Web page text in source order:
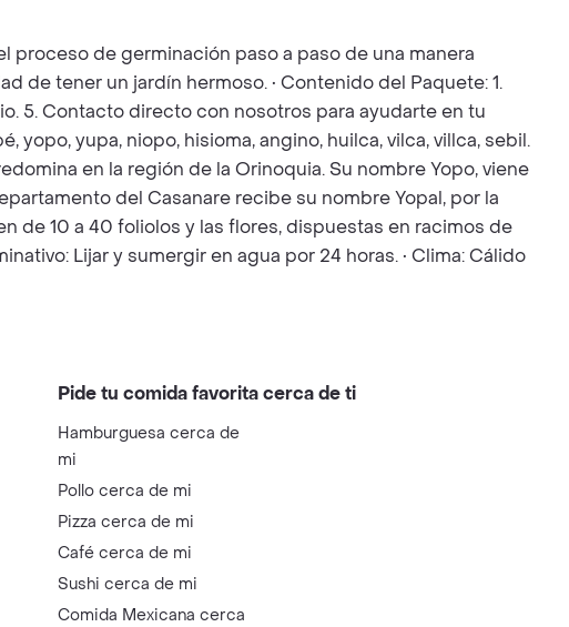
proceso de germinación paso a paso de una manera
de tener un jardín hermoso. • Contenido del Paquete: 1.
5. Contacto directo con nosotros para ayudarte en tu
yopo, yupa, niopo, hisioma, angino, huilca, vilca, villca, sebil.
en la región de la Orinoquia. Su nombre Yopo, viene
del Casanare recibe su nombre Yopal, por la
de 10 a 40 foliolos y las flores, dispuestas en racimos de
Lijar y sumergir en agua por 24 horas. • Clima: Cálido
Pide tu comida favorita cerca de ti
Hamburguesa cerca de
mi
Pollo cerca de mi
Pizza cerca de mi
Café cerca de mi
Sushi cerca de mi
Comida Mexicana cerca